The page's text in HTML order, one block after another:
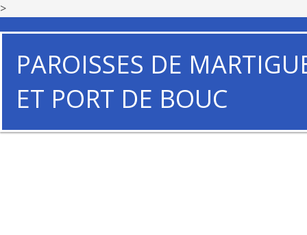
>
PAROISSES DE
ET PORT DE BOUC